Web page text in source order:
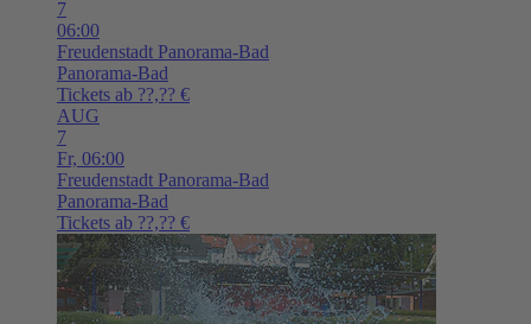
7
06:00
Freudenstadt Panorama-Bad
Panorama-Bad
Tickets ab ??,?? €
AUG
7
Fr, 06:00
Freudenstadt Panorama-Bad
Panorama-Bad
Tickets ab ??,?? €